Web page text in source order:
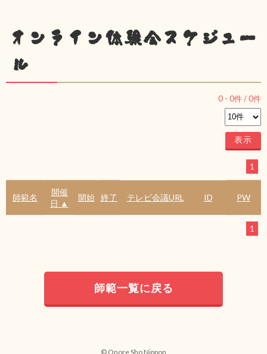
オンライン体験会スケジュー
ル
0 - 0件 /0件
1
師範名
開催
日 ▲
開始 終了 テレビ会議URL ID PW
1
師範一覧に戻る
© Onore Sho Nippon